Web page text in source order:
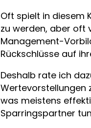
Oft spielt in diesem
zu werden, aber oft
Management-
Rückschlüsse auf
Deshalb rate ich
Wertevorstellungen
was meistens
Sparringspartner